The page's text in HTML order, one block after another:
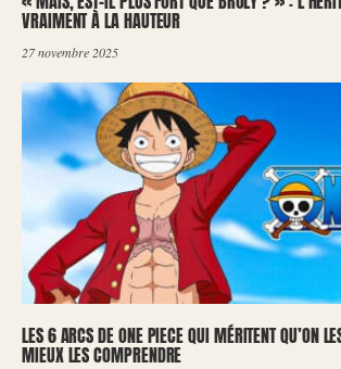
VRAIMENT À LA HAUTEUR
27 novembre 2025
LES 6 ARCS DE ONE PIECE QUI MÉRITENT QU’ON
MIEUX LES COMPRENDRE